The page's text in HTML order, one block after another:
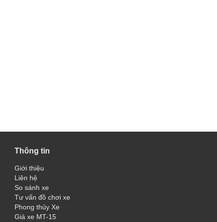
Thông tin
Giới thiệu
Liên hệ
So sánh xe
Tư vấn đồ chơi xe
Phong thủy Xe
Giá xe MT-15